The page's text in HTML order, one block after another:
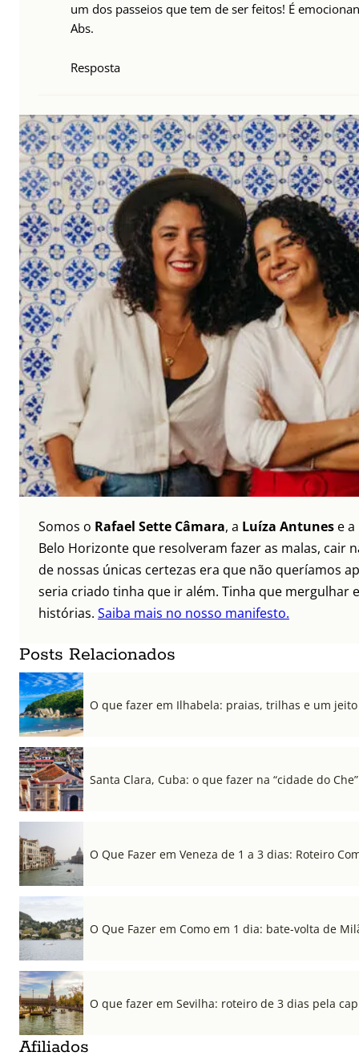
um dos passeios que tem de ser feitos! É
Abs.
Resposta
Somos o Rafael Sette Câmara, a Luíza Antunes e a
Belo Horizonte que resolveram fazer as malas, cair
de nossas únicas certezas era que não queríamos
seria criado tinha que ir além. Tinha que mergulhar
histórias. Saiba mais no nosso manifesto.
Posts Relacionados
O que fazer em Ilhabela: praias, trilhas e um
Santa Clara, Cuba: o que fazer na “cidade do Che”
O Que Fazer em Veneza de 1 a 3 dias: Roteiro
O Que Fazer em Como em 1 dia: bate-volta de
O que fazer em Sevilha: roteiro de 3 dias pela
Afiliados